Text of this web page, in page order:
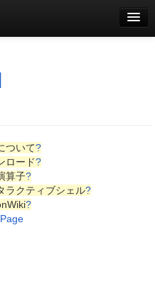
ついて?
ロード?
算子?
ラクティブシェル?
?